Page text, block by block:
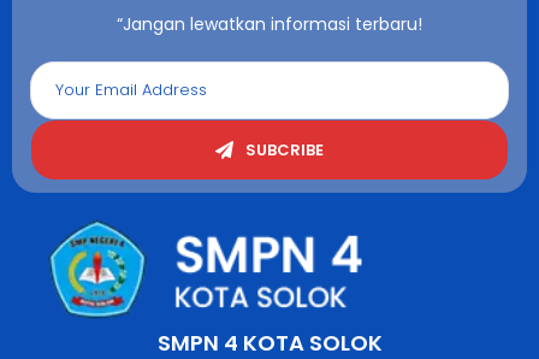
“Jangan lewatkan informasi terbaru!
SUBCRIBE
SMPN 4 KOTA SOLOK